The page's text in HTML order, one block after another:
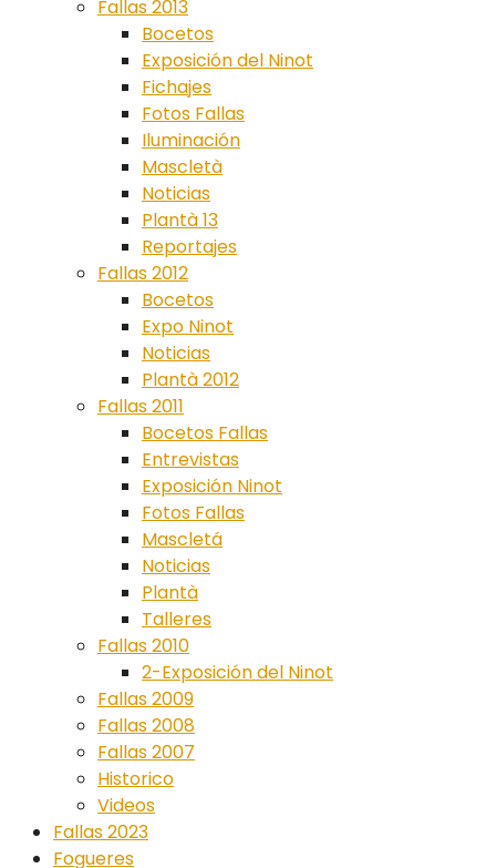
Fallas 2013
Bocetos
Exposición del Ninot
Fichajes
Fotos Fallas
Iluminación
Mascletà
Noticias
Plantà 13
Reportajes
Fallas 2012
Bocetos
Expo Ninot
Noticias
Plantà 2012
Fallas 2011
Bocetos Fallas
Entrevistas
Exposición Ninot
Fotos Fallas
Mascletá
Noticias
Plantà
Talleres
Fallas 2010
2-Exposición del Ninot
Fallas 2009
Fallas 2008
Fallas 2007
Historico
Videos
Fallas 2023
Fogueres